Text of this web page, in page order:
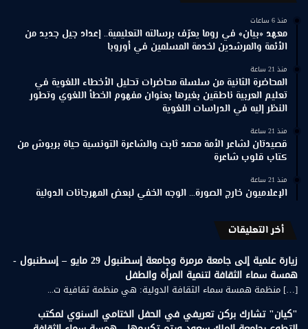
منذ 6 ساعات
معهد «بيان» في روما يعرّف برسالته التعليمية.. إعداد جيل جديد من
الأئمة والمرشدين لخدمة المسلمين في أوروبا
منذ 21 ساعة
المحاضرة الثانية من سلسلة محاضرات تحليل الأخطاء اللغوية في
تعليم العربية ناطقين بغيرها بعنوان مفهوم الخطأ اللغوي وتطور
النظر إليه في الدراسات اللغوية
منذ 21 ساعة
قصيدتان لشاعر الأمة محمد ثابت والشاعرة التونسية حياة بربوش من
كتاب قلوب شاعرة
منذ 21 ساعة
الإعلاميون خارج الصورة… الوجه الخفي لبعض المهرجانات الدولية
أخر التعليقات
زيارة علمية إلى جامعة مرمرة وجامعة إسطنبول 29 مايو – إسطنبول -
همسة سماء الثقافة لتنمية المرأة والطفل
[…] منظمة همسة سماء الثقافة الدولية: هي منظمة ثقافية ت...
"كيان" تشارك بركن تعريفي في الحفل الختامي السنوي لمكتب